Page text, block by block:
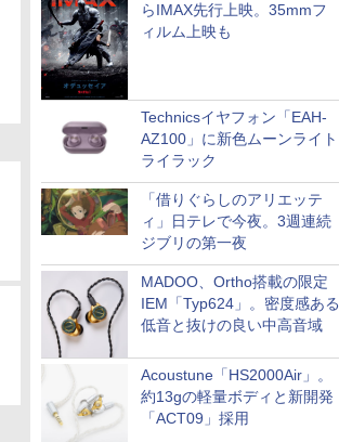
らIMAX先行上映。35mmフ
ィルム上映も
Technicsイヤフォン「EAH-
AZ100」に新色ムーンライト
ライラック
「借りぐらしのアリエッテ
ィ」日テレで今夜。3週連続
ジブリの第一夜
MADOO、Ortho搭載の限定
IEM「Typ624」。密度感ある
低音と抜けの良い中高音域
Acoustune「HS2000Air」。
約13gの軽量ボディと新開発
「ACT09」採用